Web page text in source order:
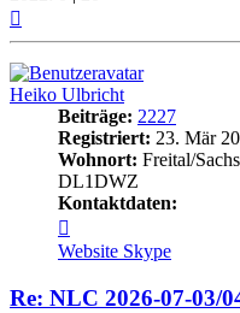
Heiko Ulbricht
Beiträge: 2227
Registriert: 23. Mär
Wohnort: Freital/
DL1DWZ
Kontaktdaten:
von
Heiko
Ulbricht
Website Skype
Re: NLC 2026-07-03/